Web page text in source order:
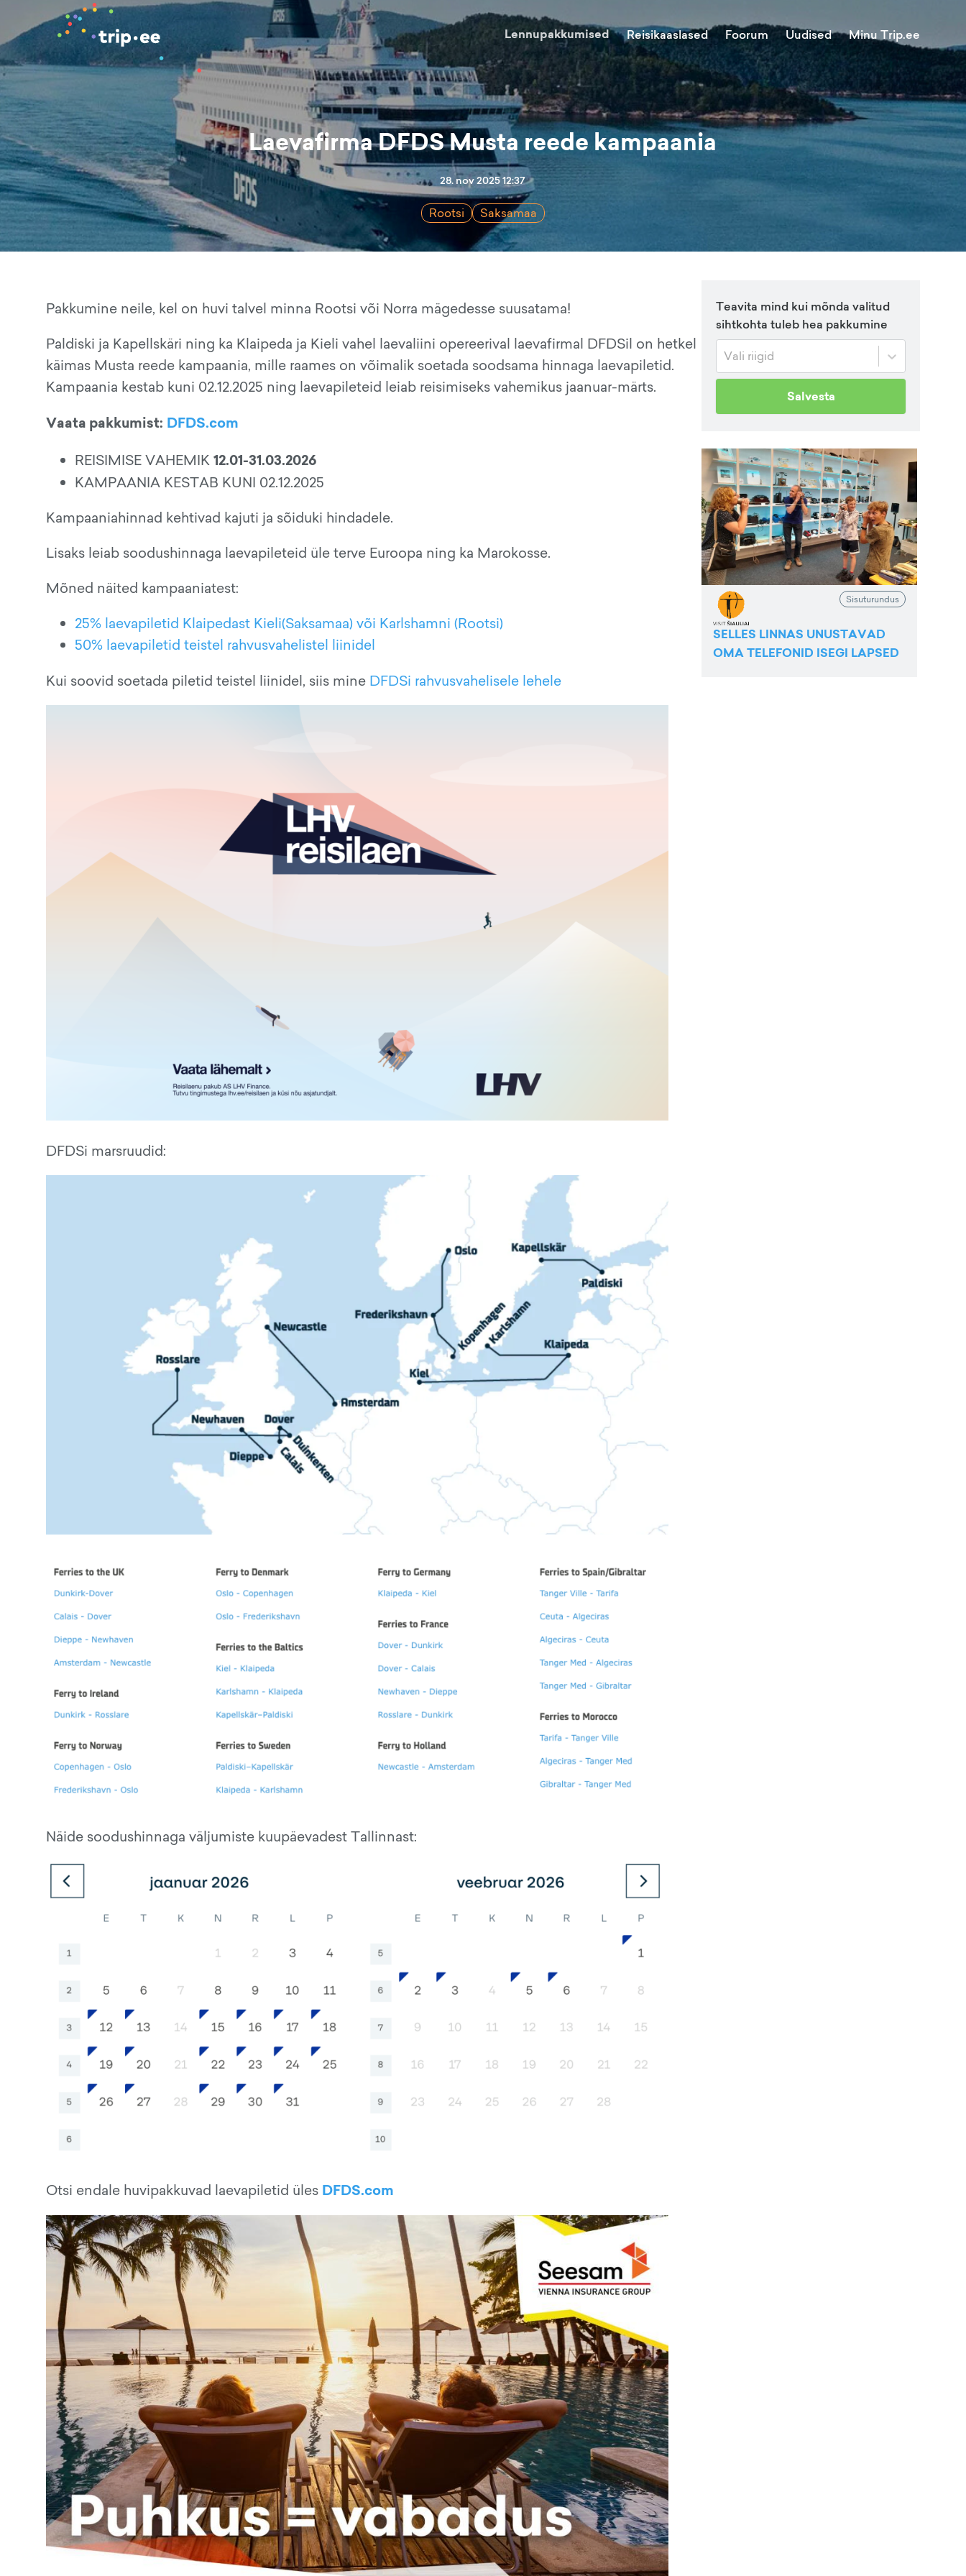
Lennupakkumised Reisikaaslased Foorum Uudised Minu Trip.ee
Laevafirma DFDS Musta reede kampaania
28. nov 2025 12:37
Rootsi Saksamaa
Pakkumine neile, kel on huvi talvel minna Rootsi või Norra mägedesse suusatama!
Paldiski ja Kapellskäri ning ka Klaipeda ja Kieli vahel laevaliini opereerival laevafirmal DFDSil on hetkel
käimas Musta reede kampaania, mille raames on võimalik soetada soodsama hinnaga laevapiletid.
Kampaania kestab kuni 02.12.2025 ning laevapileteid leiab reisimiseks vahemikus jaanuar-märts.
Vaata pakkumist: DFDS.com
REISIMISE VAHEMIK12.01-31.03.2026
KAMPAANIA KESTAB KUNI 02.12.2025
Kampaaniahinnad kehtivad kajuti ja sõiduki hindadele.
Lisaks leiab soodushinnaga laevapileteid üle terve Euroopa ning ka Marokosse.
Mõned näited kampaaniatest:
25% laevapiletid Klaipedast Kieli(Saksamaa) või Karlshamni (Rootsi)
50% laevapiletid teistel rahvusvahelistel liinidel
Kui soovid soetada piletid teistel liinidel, siis mine DFDSi rahvusvahelisele lehele
DFDSi marsruudid:
Näide soodushinnaga väljumiste kuupäevadest Tallinnast:
Otsi endale huvipakkuvad laevapiletid üles DFDS.com
Teavita mind kui mõnda valitud
sihtkohta tuleb hea pakkumine
Vali riigid
Salvesta
Sisuturundus
SELLES LINNAS UNUSTAVAD
OMA TELEFONID ISEGI LAPSED